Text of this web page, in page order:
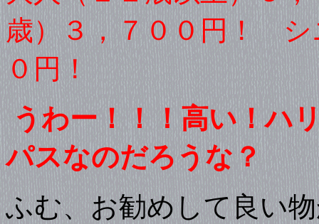
歳）３，７００円！ シ
０円！
うわー！！！高い！ハ
パスなのだろうな？
ふむ、お勧めして良い